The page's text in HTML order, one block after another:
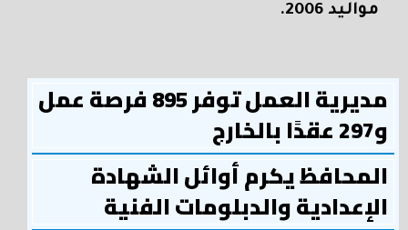
مواليد 2006.
مديرية العمل توفر 895 فرصة عمل
و297 عقدًا بالخارج
المحافظ يكرم أوائل الشهادة
الإعدادية والدبلومات الفنية